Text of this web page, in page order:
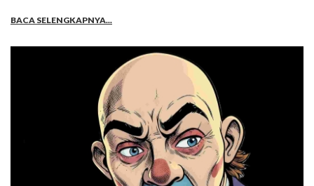
BACA SELENGKAPNYA...